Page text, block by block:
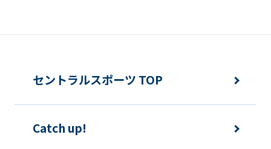
differ
from
セントラルスポーツ TOP
Catch up!